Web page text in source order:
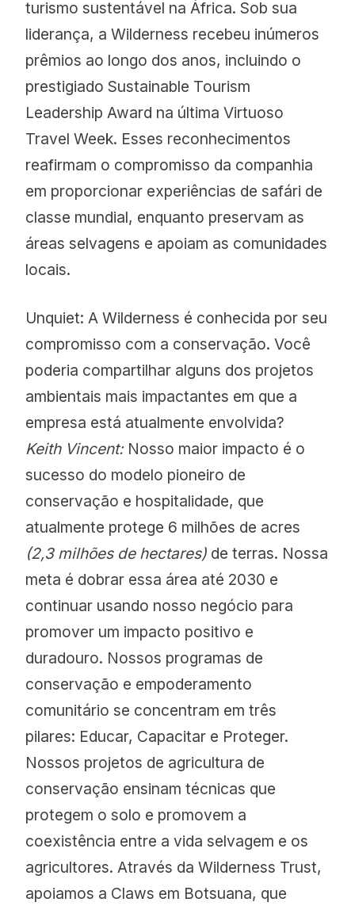
turismo sustentável na África. Sob sua
liderança, a Wilderness recebeu inúmeros
prêmios ao longo dos anos, incluindo o
prestigiado Sustainable Tourism
Leadership Award na última Virtuoso
Travel Week. Esses reconhecimentos
reafirmam o compromisso da companhia
em proporcionar experiências de safári de
classe mundial, enquanto preservam as
áreas selvagens e apoiam as comunidades
locais.
Unquiet: A Wilderness é conhecida por seu
compromisso com a conservação. Você
poderia compartilhar alguns dos projetos
ambientais mais impactantes em que a
empresa está atualmente envolvida?
Keith Vincent: Nosso maior impacto é o
sucesso do modelo pioneiro de
conservação e hospitalidade, que
atualmente protege 6 milhões de acres
(2,3 milhões de hectares) de terras. Nossa
meta é dobrar essa área até 2030 e
continuar usando nosso negócio para
promover um impacto positivo e
duradouro. Nossos programas de
conservação e empoderamento
comunitário se concentram em três
pilares: Educar, Capacitar e Proteger.
Nossos projetos de agricultura de
conservação ensinam técnicas que
protegem o solo e promovem a
coexistência entre a vida selvagem e os
agricultores. Através da Wilderness Trust,
apoiamos a Claws em Botsuana, que